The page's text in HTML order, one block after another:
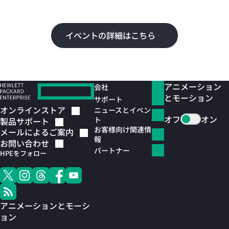
イベントの詳細はこちら
オンラインストア
製品サポート
メールによるご案内
お問い合わせ
HPEをフォロー
アニメーションとモーシ
ョン
会社
サポート
ニュースとイベン
ト
お客様向け関連情
報
パートナー
アニメーション
とモーション
オフ
オン